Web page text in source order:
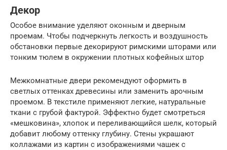
Декор
Особое внимание уделяют оконным и дверным
проемам. Чтобы подчеркнуть легкость и воздушность
обстановки первые декорируют римскими шторами или
тонким тюлем в окружении плотных кофейных штор
Межкомнатные двери рекомендуют оформить в
светлых оттенках древесины или заменить арочным
проемом. В текстиле применяют легкие, натуральные
ткани с грубой фактурой. Эффектно будет смотреться
«мешковина», хлопок и переливающийся шелк, который
добавит любому оттенку глубину. Стены украшают
коллажами из картин с изображениями чашек с